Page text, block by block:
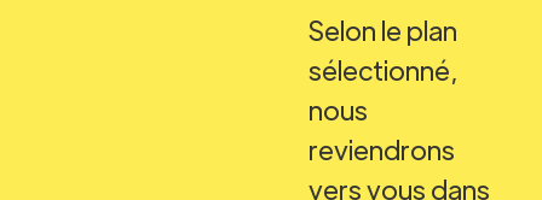
Selon le plan
sélectionné,
nous
reviendrons
vers vous dans